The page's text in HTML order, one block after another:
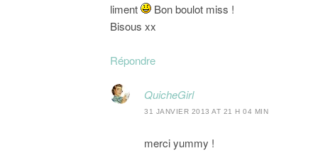
liment
Bon boulot miss !
Bisous xx
Répondre
QuicheGirl
31 JANVIER 2013 AT 21 H 04 MIN
merci yummy !